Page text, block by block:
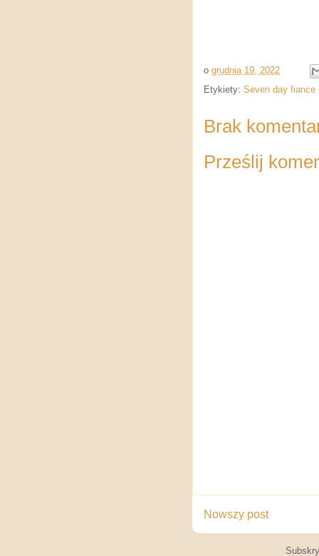
o grudnia 19, 2022
Etykiety: Seven day fiance
Brak
Prześlij
Nowszy post